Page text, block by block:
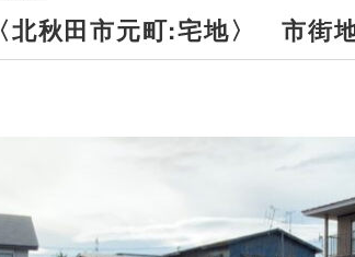
〈北秋田市元町:宅地〉 市街